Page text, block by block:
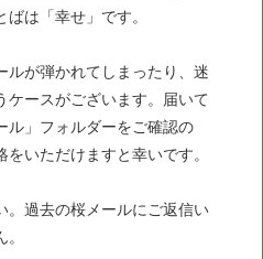
は「幸せ」です。
ルが弾かれてしまったり、迷
ケースがございます。届いて
ル」フォルダーをご確認の
をいただけますと幸いです。
。過去の桜メールにご返信い